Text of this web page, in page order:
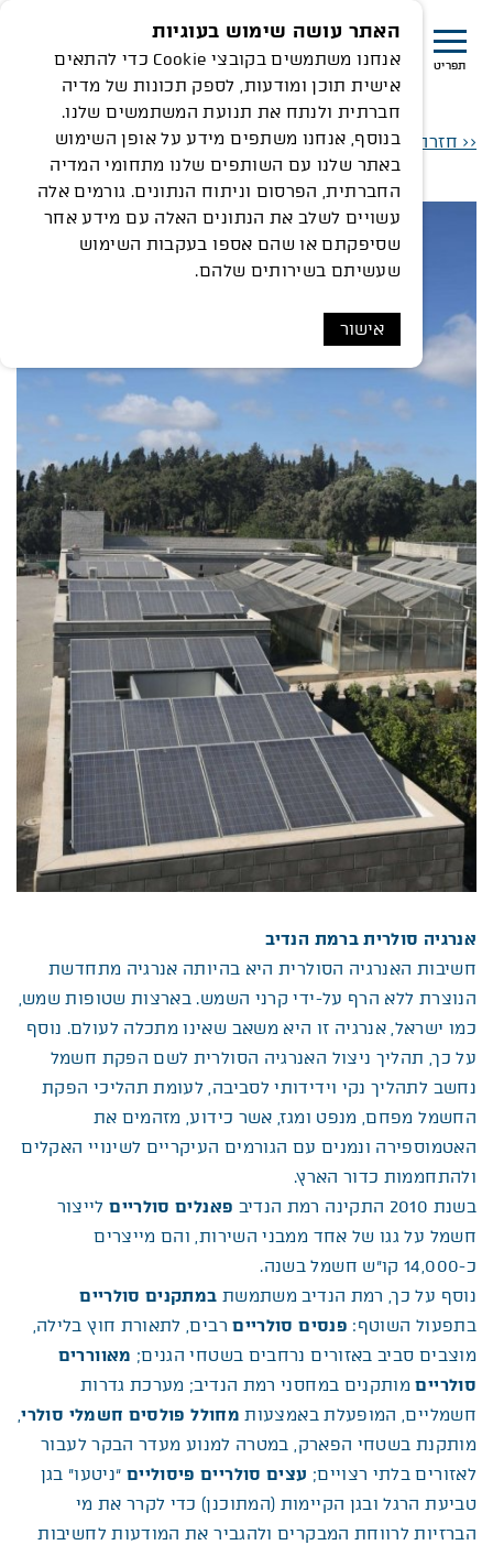
אנרגיה סולארית - רמת הנדיב
תפריט
<< חזרה לציר הזמן
אנרגיה סולרית ברמת הנדיב
חשיבות האנרגיה הסולרית היא בהיותה אנרגיה מתחדשת
הנוצרת ללא הרף על-ידי קרני השמש. בארצות שטופות שמש,
כמו ישראל, אנרגיה זו היא משאב שאינו מתכלה לעולם. נוסף
על כך, תהליך ניצול האנרגיה הסולרית לשם הפקת חשמל
נחשב לתהליך נקי וידידותי לסביבה, לעומת תהליכי הפקת
החשמל מפחם, מנפט ומגז, אשר כידוע, מזהמים את
האטמוספירה ונמנים עם הגורמים העיקריים לשינויי האקלים
ולהתחממות כדור הארץ.
בשנת 2010 התקינה רמת הנדיב
פאנלים סולרייםלייצור
חשמל על גגו של אחד ממבני השירות, והם מייצרים
כ-14,000 קו”ש חשמל בשנה.
נוסף על כך, רמת הנדיב משתמשת במתקנים סולריים
בתפעול השוטף: פנסים סולרייםרבים, לתאורת חוץ בלילה,
מוצבים סביב באזורים נרחבים בשטחי הגנים; מאווררים
סולרייםמותקנים במחסני רמת הנדיב; מערכת גדרות
חשמליים, המופעלת באמצעות מחולל פולסים חשמלי סולרי,
מותקנת בשטחי הפארק, במטרה למנוע מעדר הבקר לעבור
לאזורים בלתי רצויים; עצים סולריים פיסוליים “ניטעו” בגן
טביעת הרגל ובגן הקיימות (המתוכנן) כדי לקרר את מי
הברזיות לרווחת המבקרים ולהגביר את המודעות לחשיבות
האתר עושה שימוש בעוגיות
אנחנו משתמשים בקובצי Cookie כדי להתאים
אישית תוכן ומודעות, לספק תכונות של מדיה
חברתית ולנתח את תנועת המשתמשים שלנו.
בנוסף, אנחנו משתפים מידע על אופן השימוש
באתר שלנו עם השותפים שלנו מתחומי המדיה
החברתית, הפרסום וניתוח הנתונים. גורמים אלה
עשויים לשלב את הנתונים האלה עם מידע אחר
שסיפקתם או שהם אספו בעקבות השימוש
שעשיתם בשירותים שלהם.
אישור